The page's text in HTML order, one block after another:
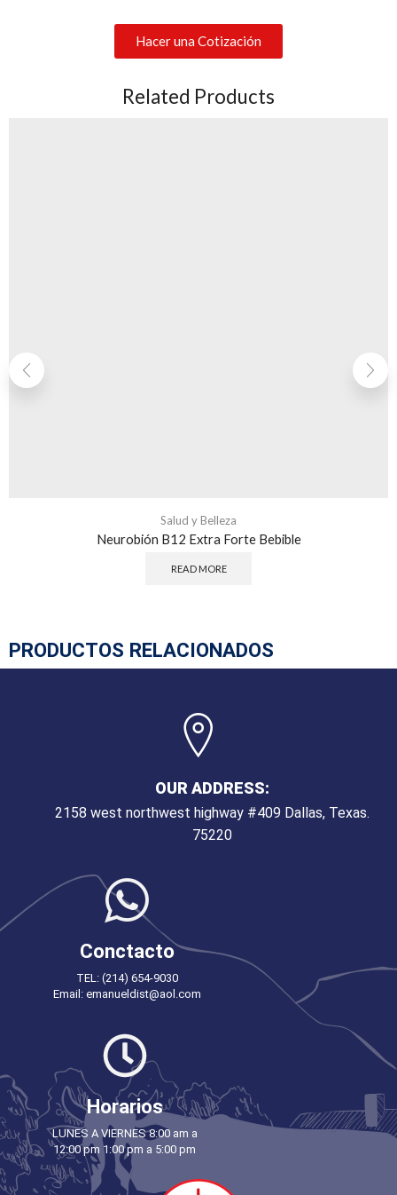
Hacer una Cotización
Related Products
Salud y Belleza
Neurobión B12 Extra Forte Bebible
READ MORE
PRODUCTOS RELACIONADOS
OUR ADDRESS:
2158 west northwest highway #409 Dallas, Texas.
75220
Conctacto
TEL: (214) 654-9030
Email: emanueldist@aol.com
Horarios
LUNES A VIERNES 8:00 am a
12:00 pm 1:00 pm a 5:00 pm